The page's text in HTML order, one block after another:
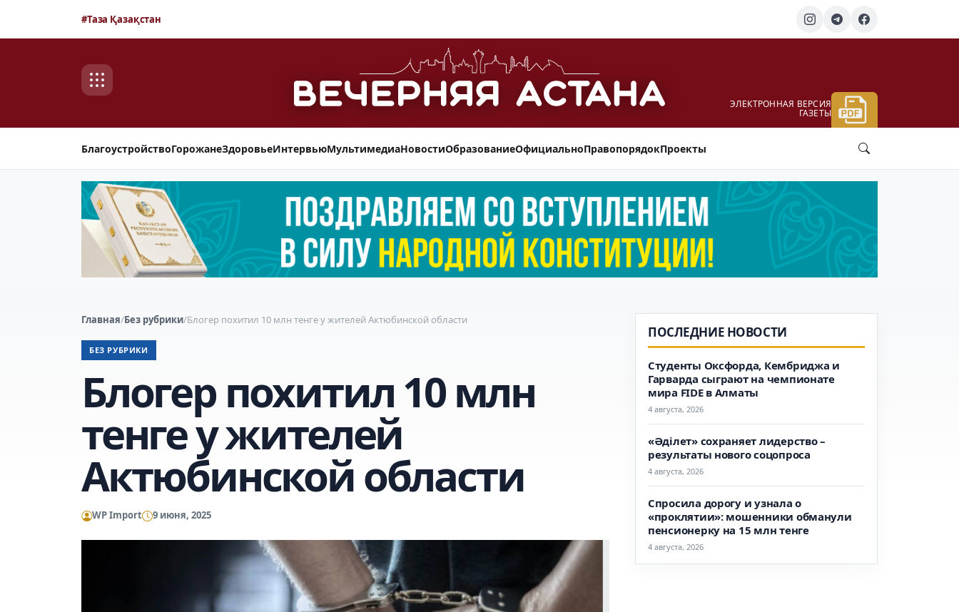
#Таза Қазақстан
ЭЛЕКТРОННАЯ ВЕРСИЯ
ГАЗЕТЫ
БлагоустройствоГорожанеЗдоровьеИнтервьюМультимедиаНовостиОбразованиеОфициальноПравопорядокПроекты
Главная/Без рубрики/Блогер похитил 10 млн тенге у жителей Актюбинской области
БЕЗ РУБРИКИ
Блогер похитил 10 млн
тенге у жителей
Актюбинской области
WP Import 9 июня, 2025
ПОСЛЕДНИЕ НОВОСТИ
Студенты Оксфорда, Кембриджа и
Гарварда сыграют на чемпионате
мира FIDE в Алматы
4 августа, 2026
«Әділет» сохраняет лидерство –
результаты нового соцопроса
4 августа, 2026
Спросила дорогу и узнала о
«проклятии»: мошенники обманули
пенсионерку на 15 млн тенге
4 августа, 2026